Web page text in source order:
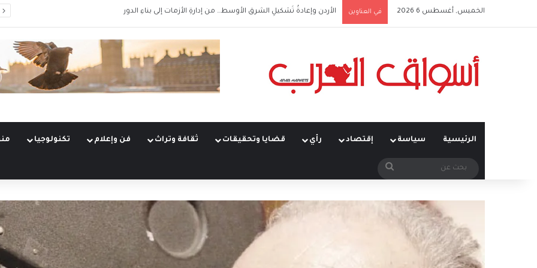
الخميس, أغسطس 6 2026 في العناوين الأردن وإعادةُ تَشكيلِ الشرق الأوسط… من إدارةِ الأزمات إلى بناءِ الدور
الرئيسية سياسة إقتصاد رأي قضايا وتحقيقات ثقافة وتراث فن وإعلام تكنولوجيا
بحث